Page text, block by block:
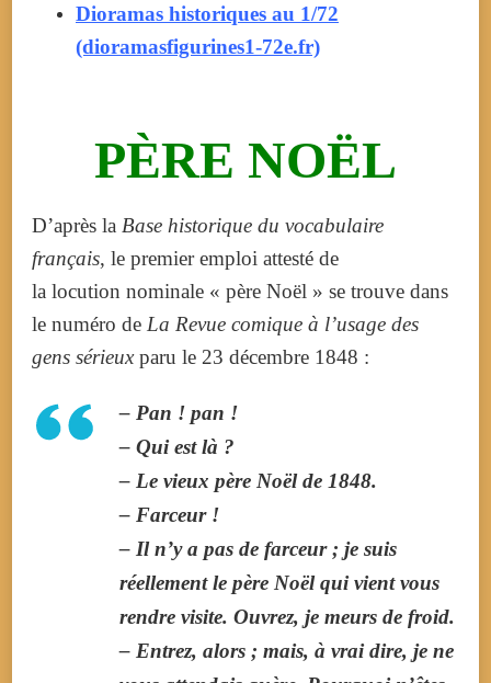
Dioramas historiques au 1/72
(dioramasfigurines1-72e.fr)
PÈRE NOËL
D’après la Base historique du vocabulaire
français, le premier emploi attesté de
la locution nominale « père Noël » se trouve dans
le numéro de La Revue comique à l’usage des
gens sérieuxparu le 23 décembre 1848 :
– Pan ! pan !
– Qui est là ?
– Le vieux père Noël de 1848.
– Farceur !
– Il n’y a pas de farceur ; je suis
réellement le père Noël qui vient vous
rendre visite. Ouvrez, je meurs de froid.
– Entrez, alors ; mais, à vrai dire, je ne